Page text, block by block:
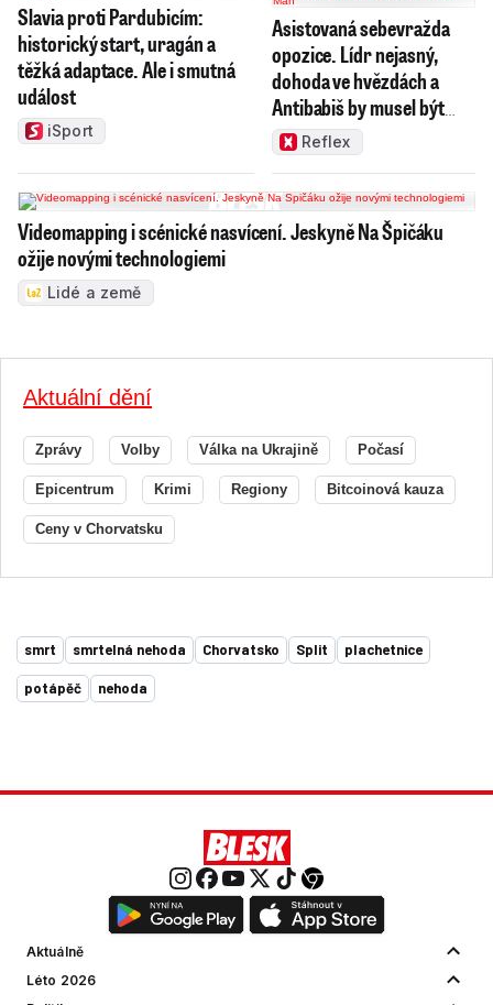
Slavia proti Pardubicím:
historický start, uragán a
těžká adaptace. Ale i smutná
událost
iSport
Asistovaná sebevražda
opozice. Lídr nejasný,
dohoda ve hvězdách a
Antibabiš by musel být
jako Spider-Man
Reflex
Videomapping i scénické nasvícení. Jeskyně Na Špičáku
ožije novými technologiemi
Lidé a země
Aktuální dění
Zprávy Volby Válka na Ukrajině Počasí
Epicentrum Krimi Regiony Bitcoinová kauza
Ceny v Chorvatsku
smrt smrtelná nehoda Chorvatsko Split plachetnice
potápěč nehoda
Aktuálně
Léto 2026